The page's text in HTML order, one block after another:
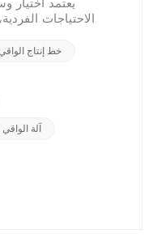
الاحتياجات
منع الحمل الأكثر
خط إنتاج
آلة